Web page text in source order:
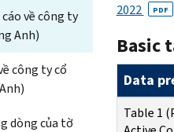
về công ty
Anh)
công ty cổ
dòng của tờ
2022 PDF
Basic
Data
Table 1